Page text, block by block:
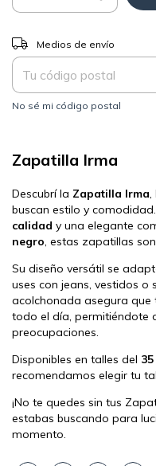
Entregas para el CP:
Medios de envío
No sé mi código postal
Zapatilla Irma
Descubrí la Zapatilla Irma,
buscan estilo y
calidad y una elegante
negro, estas zapatillas
Su diseño versátil se
uses con jeans, vestidos o
acolchonada asegura que
todo el día, permitiéndote
preocupaciones.
Disponibles en talles del
recomendamos elegir tu
¡No te quedes sin tus
estabas buscando para
momento.